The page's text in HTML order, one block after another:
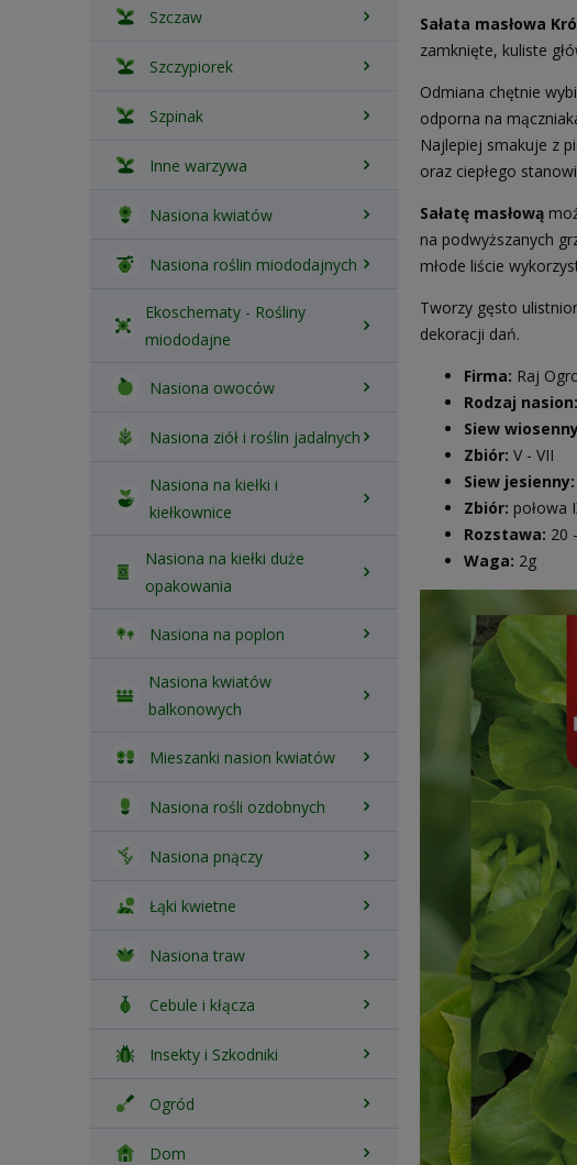
Szczaw
Szczypiorek
Szpinak
Inne warzywa
Nasiona kwiatów
Nasiona roślin miododajnych
Ekoschematy - Rośliny
miododajne
Nasiona owoców
Nasiona ziół i roślin jadalnych
Nasiona na kiełki i
kiełkownice
Nasiona na kiełki duże
opakowania
Nasiona na poplon
Nasiona kwiatów
balkonowych
Mieszanki nasion kwiatów
Nasiona rośli ozdobnych
Nasiona pnączy
Łąki kwietne
Nasiona traw
Cebule i kłącza
Insekty i Szkodniki
Ogród
Dom
Sałata masłowa
zamknięte, kuliste
Odmiana chętnie
odporna na
Najlepiej smakuje z
oraz ciepłego
Sałatę masłową
na podwyższanych
młode liście
Tworzy gęsto
dekoracji dań.
Firma: Raj
Rodzaj nasion:
Siew
Zbiór: V - VII
Siew jesienny:
Zbiór: połowa
Rozstawa: 20
Waga: 2g